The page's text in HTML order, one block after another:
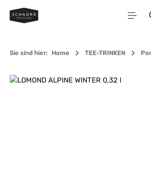
Zum Hauptinhalt springen
Sie sind hier: Home TEE-TRINKEN
Bildergalerie überspringen